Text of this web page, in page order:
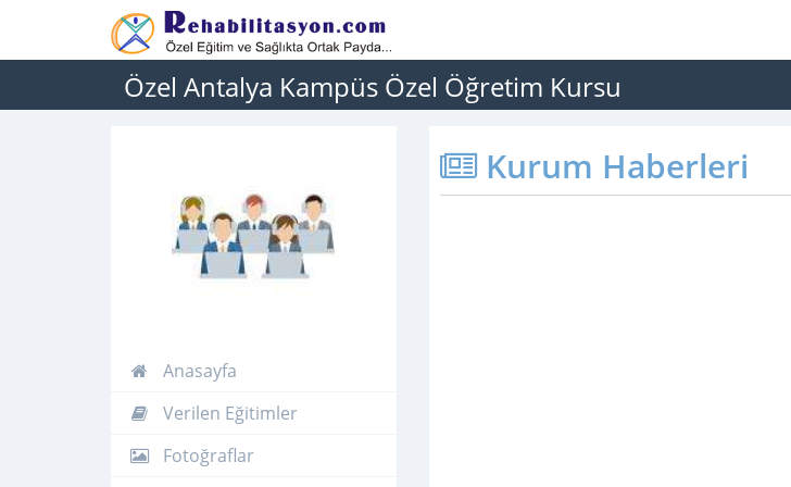
Özel Antalya Kampüs Özel Öğretim Kursu
Anasayfa
Verilen Eğitimler
Fotoğraflar
Kurum Haberleri